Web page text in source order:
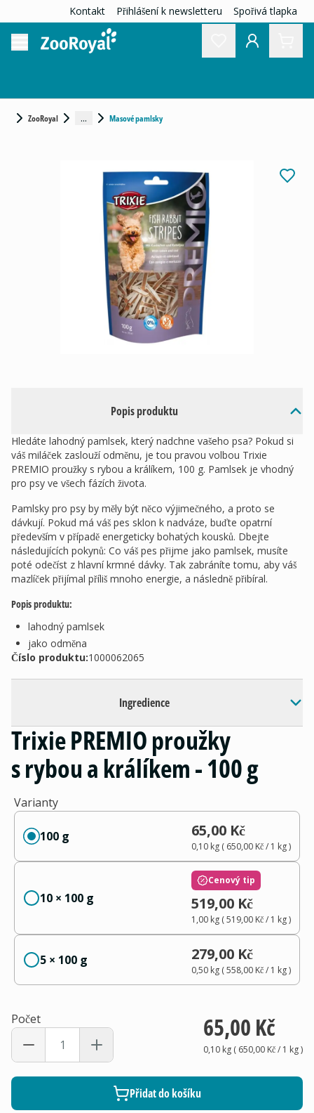
Kontakt Přihlášení k newsletteru Spořivá tlapka
ZooRoyal ... Masové pamlsky
Popis produktu
Hledáte lahodný pamlsek, který nadchne vašeho psa? Pokud si
váš miláček zaslouží odměnu, je tou pravou volbou Trixie
PREMIO proužky s rybou a králíkem, 100 g. Pamlsek je vhodný
pro psy ve všech fázích života.
Pamlsky pro psy by měly být něco výjimečného, a proto se
dávkují. Pokud má váš pes sklon k nadváze, buďte opatrní
především v případě energeticky bohatých kousků. Dbejte
následujících pokynů: Co váš pes přijme jako pamlsek, musíte
poté odečíst z hlavní krmné dávky. Tak zabráníte tomu, aby váš
mazlíček přijímal příliš mnoho energie, a následně přibíral.
Popis produktu:
lahodný pamlsek
jako odměna
Číslo produktu:1000062065
Ingredience
Trixie PREMIO proužky
s rybou a králíkem - 100 g
Varianty
100 g 65,00 Kč
0,10 kg( 650,00 Kč/ 1 kg)
10 × 100 g
Cenový tip
519,00 Kč
1,00 kg(519,00 Kč/ 1 kg)
5 × 100 g 279,00 Kč
0,50 kg(558,00 Kč/ 1 kg)
Počet 65,00 Kč
0,10 kg( 650,00 Kč/ 1 kg)
Přidat do košíku